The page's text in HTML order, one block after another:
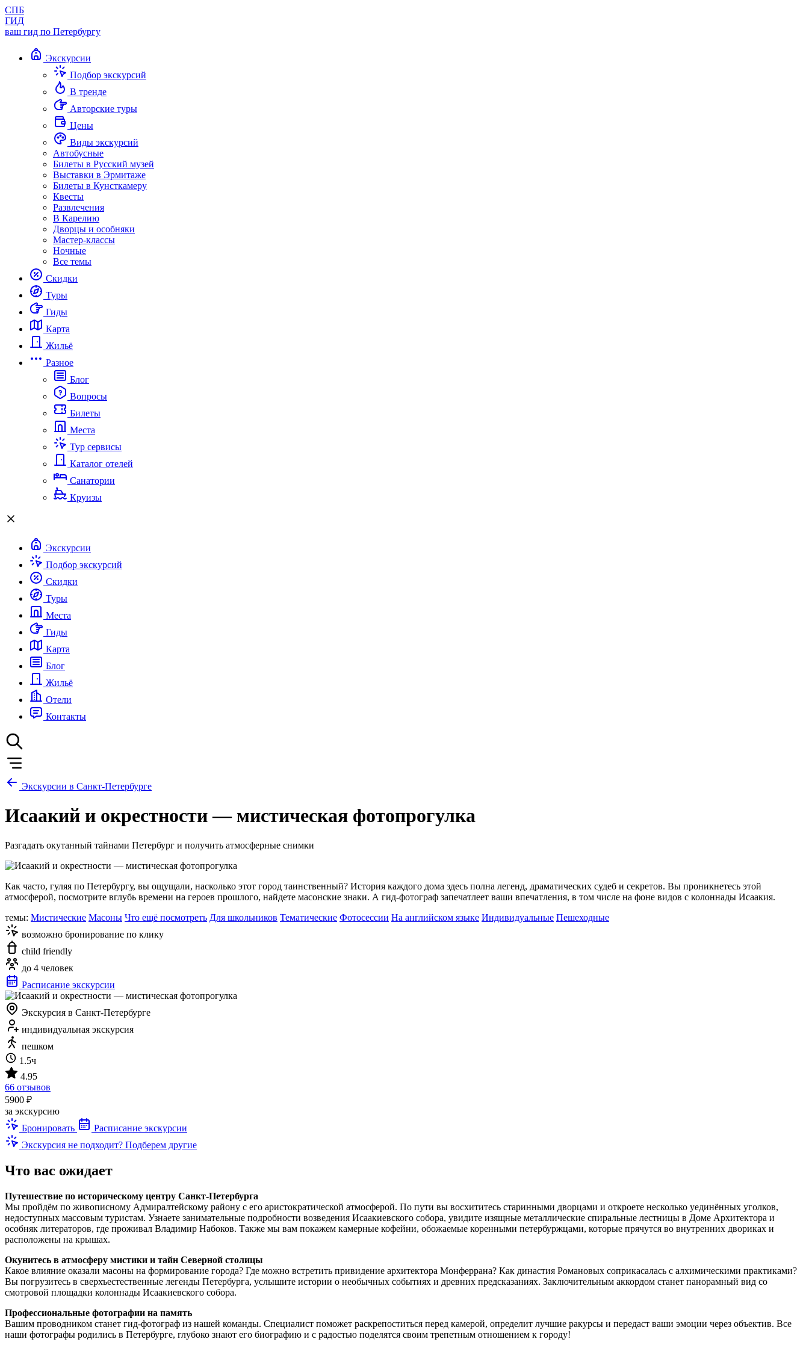
СПБ
ГИД
ваш гид по Петербургу
Экскурсии
Подбор экскурсий
В тренде
Авторские туры
Цены
Виды экскурсий
Автобусные
Билеты в Русский музей
Выставки в Эрмитаже
Билеты в Кунсткамеру
Квесты
Развлечения
В Карелию
Дворцы и особняки
Мастер-классы
Ночные
Все темы
Скидки
Туры
Гиды
Карта
Жильё
Разное
Блог
Вопросы
Билеты
Места
Тур сервисы
Каталог отелей
Санатории
Круизы
Экскурсии
Подбор экскурсий
Скидки
Туры
Места
Гиды
Карта
Блог
Жильё
Отели
Контакты
Экскурсии в Санкт-Петербурге
Исаакий и окрестности — мистическая фотопрогулка
Разгадать окутанный тайнами Петербург и получить атмосферные снимки
Как часто, гуляя по Петербургу, вы ощущали, насколько этот город таинственный? История каждого дома здесь полна легенд, драматических судеб и секретов. Вы проникнетесь этой
атмосферой, посмотрите вглубь времени на героев прошлого, найдете масонские знаки. А гид-фотограф запечатлеет ваши впечатления, в том числе на фоне видов с колоннады Исаакия.
темы: Мистические Масоны Что ещё посмотреть Для школьников Тематические Фотосессии На английском языке Индивидуальные Пешеходные
возможно бронирование по клику
child friendly
до 4 человек
Расписание экскурсии
Экскурсия в Санкт-Петербурге
индивидуальная экскурсия
пешком
1.5ч
4.95
66 отзывов
5900 ₽
за экскурсию
Бронировать
Расписание экскурсии
Экскурсия не подходит? Подберем другие
Что вас ожидает
Путешествие по историческому центру Санкт-Петербурга
Мы пройдём по живописному Адмиралтейскому району с его аристократической атмосферой. По пути вы восхититесь старинными дворцами и откроете несколько уединённых уголков,
недоступных массовым туристам. Узнаете занимательные подробности возведения Исаакиевского собора, увидите изящные металлические спиральные лестницы в Доме Архитектора и
особняк литераторов, где проживал Владимир Набоков. Также мы вам покажем камерные кофейни, обожаемые коренными петербуржцами, которые прячутся во внутренних двориках и
расположены на крышах.
Окунитесь в атмосферу мистики и тайн Северной столицы
Какое влияние оказали масоны на формирование города? Где можно встретить привидение архитектора Монферрана? Как династия Романовых соприкасалась с алхимическими практиками?
Вы погрузитесь в сверхъестественные легенды Петербурга, услышите истории о необычных событиях и древних предсказаниях. Заключительным аккордом станет панорамный вид со
смотровой площадки колоннады Исаакиевского собора.
Профессиональные фотографии на память
Вашим проводником станет гид-фотограф из нашей команды. Специалист поможет раскрепоститься перед камерой, определит лучшие ракурсы и передаст ваши эмоции через объектив. Все
наши фотографы родились в Петербурге, глубоко знают его биографию и с радостью поделятся своим трепетным отношением к городу!